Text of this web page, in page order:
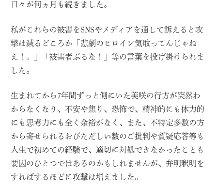
日々が何ヵ月も続きました。
私がこれらの被害をSNSやメディアを通して訴えると攻
撃は減るどころか「悲劇のヒロイン気取ってんじゃね
え！。」「被害者ぶるな！」等の言葉を投げ掛けられま
した。
生まれてから7年間ずっと側にいた美咲の行方が突然わ
からなくなり、不安や焦り、恐怖で、精神的にも体力的
にも思考力にも全く余裕がなく、また、不特定多数の方
から寄せられるおびただしい数のご批判や質疑応答等も
人生で初めての経験で、適切に対処できなかったことも
要因のひとつではあるのかもしれませんが、弁明釈明を
すればするほどに攻撃は増えました。